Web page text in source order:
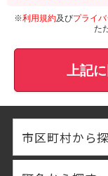
※利用規約及びプライ
た
上記
市区町村から